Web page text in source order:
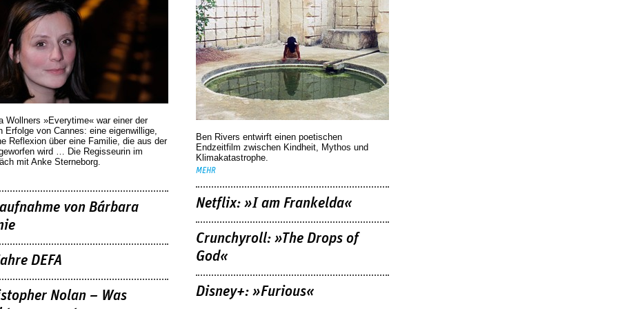
Wollners »Everytime« war einer der
Erfolge von Cannes: eine eigenwillige,
Reflexion über eine ­Familie, die aus der
wird … Die Regisseurin im
mit Anke Sterneborg.
von Bárbara
DEFA
Nolan – Was
Ben Rivers entwirft einen poetischen
Endzeitfilm zwischen Kindheit, Mythos und
Klimakatastrophe.
MEHR
Netflix: »I am Frankelda«
Crunchyroll: »The Drops of
God«
Disney+: »Furious«